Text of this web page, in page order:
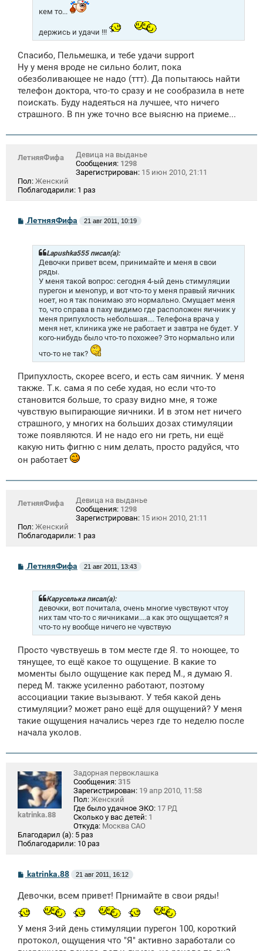
кем то...
держись и удачи !!!
Спасибо, Пельмешка, и тебе удачи support
Ну у меня вроде не сильно болит, пока
обезболивающее не надо (ттт). Да попытаюсь найти
телефон доктора, что-то сразу и не сообразила в нете
поискать. Буду надеяться на лучшее, что ничего
страшного. В пн уже точно все выясню на приеме...
ЛетняяФифа
Девица на выданье
Сообщения: 1298
Зарегистрирован: 15 июн 2010, 21:11
Пол: Женский
Поблагодарили: 1 раз
С
ЛетняяФифа 21 авг 2011, 10:19
Lapushka555 писал(а):
Девочки привет всем, принимайте и меня в свои
ряды.
У меня такой вопрос: сегодня 4-ый день стимуляции
пурегон и менопур, и вот что-то у меня правый яичник
ноет, но я так понимаю это нормально. Смущает меня
то, что справа в паху видимо где расположен яичник у
меня припухлость небольшая.... Телефона врача у
меня нет, клиника уже не работает и завтра не будет. У
кого-нибудь было что-то похожее? Это нормально или
что-то не так?
Припухлость, скорее всего, и есть сам яичник. У меня
также. Т.к. сама я по себе худая, но если что-то
становится больше, то сразу видно мне, я тоже
чувствую выпирающие яичники. И в этом нет ничего
страшного, у многих на больших дозах стимуляции
тоже появляются. И не надо его ни греть, ни ещё
какую нить фигню с ним делать, просто радуйся, что
он работает
ЛетняяФифа
Девица на выданье
Сообщения: 1298
Зарегистрирован: 15 июн 2010, 21:11
Пол: Женский
Поблагодарили: 1 раз
С
ЛетняяФифа 21 авг 2011, 13:43
Каруселька писал(а):
девочки, вот почитала, очень многие чувствуют чтоу
них там что-то с яичниками....а как это ощущается? я
что-то ну вообще ничего не чувствую
Просто чувствуешь в том месте где Я. то ноющее, то
тянущее, то ещё какое то ощущение. В какие то
моменты было ощущение как перед М., я думаю Я.
перед М. также усиленно работают, поэтому
ассоциации такие вызывают. У тебя какой день
стимуляции? может рано ещё для ощущений? У меня
такие ощущения начались через где то неделю после
начала уколов.
katrinka.88
Задорная первоклашка
Сообщения: 315
Зарегистрирован: 19 апр 2010, 11:58
Пол: Женский
Где было удачное ЭКО: 17 РД
Сколько у вас детей: 1
Откуда: Москва САО
Благодарил (а): 5 раз
Поблагодарили: 10 раз
С
о
б
е
и
е
katrinka.88 21 авг 2011, 16:12
Девочки, всем привет! Прнимайте в свои ряды!
У меня 3-ий день стимуляции пурегон 100, короткий
протокол, ощущения что "Я" активно заработали со